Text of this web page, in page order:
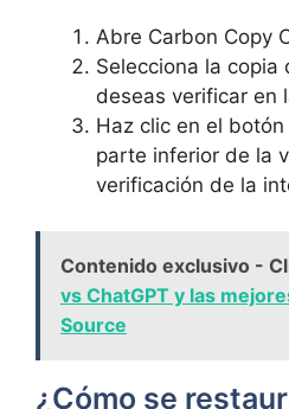
Abre⁤ Carbon Copy
Selecciona la copia
deseas verificar en
Haz clic en el
parte inferior de ​la
verificación de la
Contenido exclusivo -
vs ChatGPT y las
Source
¿Cómo‍ se